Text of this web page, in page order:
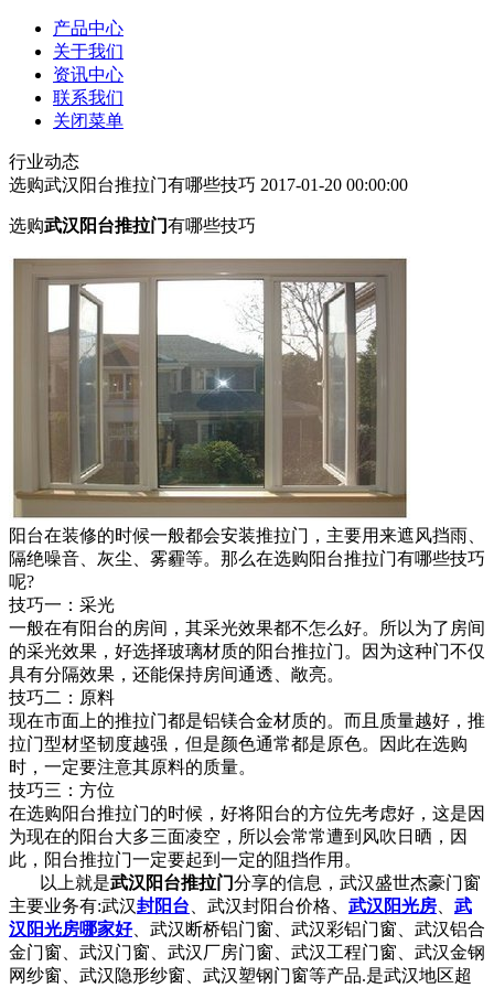
产品中心
关于我们
资讯中心
联系我们
关闭菜单
行业动态
选购武汉阳台推拉门有哪些技巧 2017-01-20 00:00:00
选购武汉阳台推拉门有哪些技巧
阳台在装修的时候一般都会安装推拉门，主要用来遮风挡雨、
隔绝噪音、灰尘、雾霾等。那么在选购阳台推拉门有哪些技巧
呢?
技巧一：采光
一般在有阳台的房间，其采光效果都不怎么好。所以为了房间
的采光效果，好选择玻璃材质的阳台推拉门。因为这种门不仅
具有分隔效果，还能保持房间通透、敞亮。
技巧二：原料
现在市面上的推拉门都是铝镁合金材质的。而且质量越好，推
拉门型材坚韧度越强，但是颜色通常都是原色。因此在选购
时，一定要注意其原料的质量。
技巧三：方位
在选购阳台推拉门的时候，好将阳台的方位先考虑好，这是因
为现在的阳台大多三面凌空，所以会常常遭到风吹日晒，因
此，阳台推拉门一定要起到一定的阻挡作用。
以上就是武汉阳台推拉门分享的信息，武汉盛世杰豪门窗
主要业务有:武汉封阳台 、武汉封阳台价格、 武汉阳光房
武
汉阳光房哪家好、武汉断桥铝门窗、武汉彩铝门窗、武汉铝合
金门窗、武汉门窗、武汉厂房门窗、武汉工程门窗、武汉金钢
网纱窗、武汉隐形纱窗、武汉塑钢门窗等产品.是武汉地区超